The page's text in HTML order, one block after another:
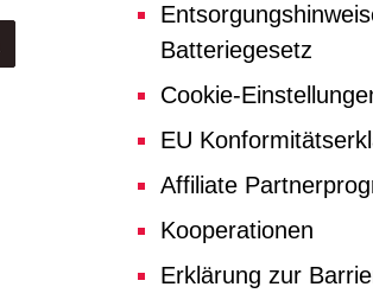
Batteriegesetz
Cookie-
EU
Affiliate
Kooperationen
Erklärung zur